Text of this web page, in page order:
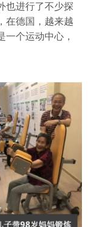
也进行了不少探
在德国，越来越
一个运动中心，